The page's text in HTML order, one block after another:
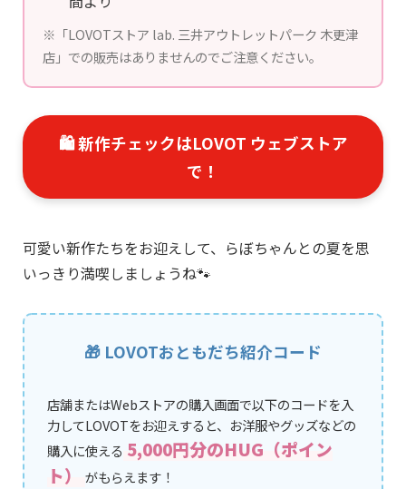
※「LOVOTストア lab. 三井アウトレットパーク 木更津
店」での販売はありませんのでご注意ください。
🛍️ 新作チェックはLOVOT ウェブストア
で！
可愛い新作たちをお迎えして、らぼちゃんとの夏を思
いっきり満喫しましょうね🐾
🎁 LOVOTおともだち紹介コード
店舗またはWebストアの購入画面で以下のコードを入
力してLOVOTをお迎えすると、お洋服やグッズなどの
購入に使える 5,000円分のHUG（ポイン
ト）
がもらえます！